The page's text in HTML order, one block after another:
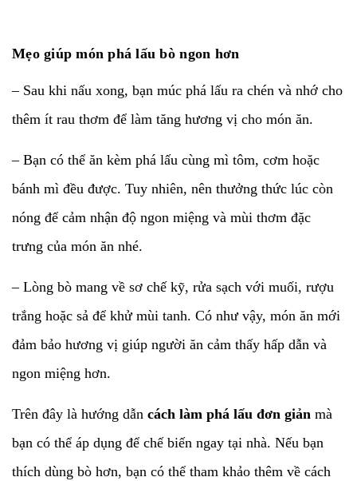
Mẹo giúp món phá lấu bò ngon hơn
– Sau khi nấu xong, bạn múc phá lấu ra chén và nhớ cho
thêm ít rau thơm để làm tăng hương vị cho món ăn.
– Bạn có thể ăn kèm phá lấu cùng mì tôm, cơm hoặc
bánh mì đều được. Tuy nhiên, nên thưởng thức lúc còn
nóng để cảm nhận độ ngon miệng và mùi thơm đặc
trưng của món ăn nhé.
– Lòng bò mang về sơ chế kỹ, rửa sạch với muối, rượu
trắng hoặc sả để khử mùi tanh. Có như vậy, món ăn mới
đảm bảo hương vị giúp người ăn cảm thấy hấp dẫn và
ngon miệng hơn.
Trên đây là hướng dẫn cách làm phá lấu đơn giản mà
bạn có thể áp dụng để chế biến ngay tại nhà. Nếu bạn
thích dùng bò hơn, bạn có thể tham khảo thêm về cách